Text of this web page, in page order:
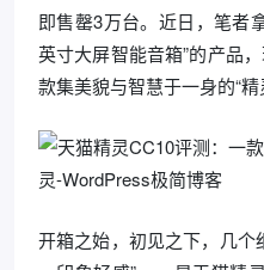
即售罄3万台。近日，笔者
英寸大屏智能音箱”的产品
款集美貌与智慧于一身的“精
开箱之始，初见之下，几个